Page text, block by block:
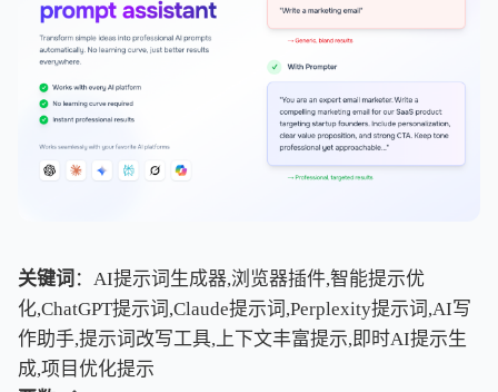
关键词 ：AI提示词生成器,浏览器插件,智能提示优
化,ChatGPT提示词,Claude提示词,Perplexity提示词,AI写
作助手,提示词改写工具,上下文丰富提示,即时AI提示生
成,项目优化提示